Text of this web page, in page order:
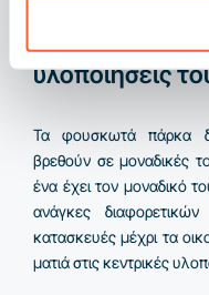
Πού να δείτε
μας; Γνωρίστε
υλοποιήσεις
Τα φουσκωτά πάρκα
βρεθούν σε μοναδικές
ένα έχει τον μοναδικό
ανάγκες
κατασκευές μέχρι τα
ματιά στις κεντρικές